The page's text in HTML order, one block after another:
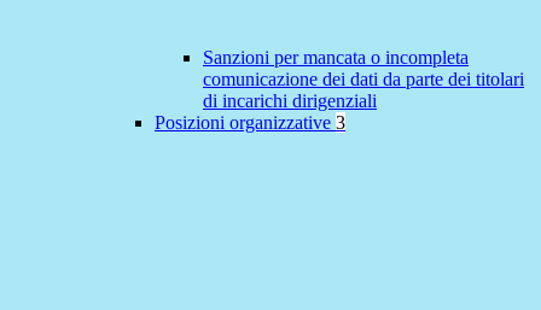
Sanzioni per mancata o incompleta
comunicazione dei dati da parte dei titolari
di incarichi dirigenziali
Posizioni organizzative 3